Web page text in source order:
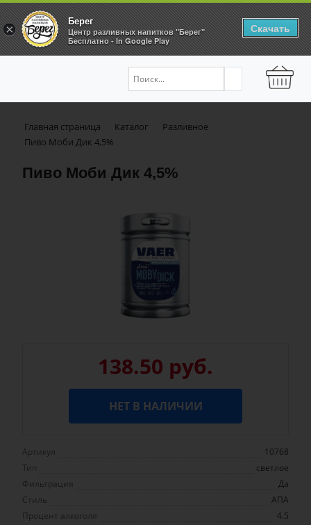
Главная страница Каталог
Разливное
Пиво Моби Дик 4,5%
Пиво Моби Дик 4,5%
138.50 руб.
НЕТ В НАЛИЧИИ
Артикул
10768
Тип
светлое
Фильтрация
Да
Стиль
АПА
Процент алкоголя
4.5
×
Берег
Центр разливных напитков "Берег"
Бесплатно - In Google Play
Скачать